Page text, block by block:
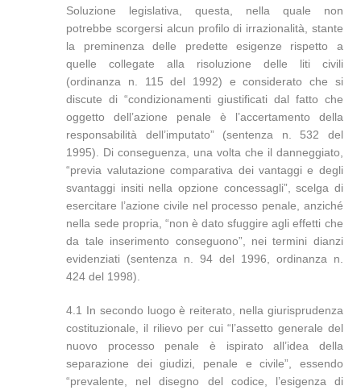
Soluzione legislativa, questa, nella quale non
potrebbe scorgersi alcun profilo di irrazionalità, stante
la preminenza delle predette esigenze rispetto a
quelle collegate alla risoluzione delle liti civili
(ordinanza n. 115 del 1992) e considerato che si
discute di “condizionamenti giustificati dal fatto che
oggetto dell’azione penale è l’accertamento della
responsabilità dell’imputato” (sentenza n. 532 del
1995). Di conseguenza, una volta che il danneggiato,
“previa valutazione comparativa dei vantaggi e degli
svantaggi insiti nella opzione concessagli”, scelga di
esercitare l’azione civile nel processo penale, anziché
nella sede propria, “non è dato sfuggire agli effetti che
da tale inserimento conseguono”, nei termini dianzi
evidenziati (sentenza n. 94 del 1996, ordinanza n.
424 del 1998).
4.1 In secondo luogo è reiterato, nella giurisprudenza
costituzionale, il rilievo per cui “l’assetto generale del
nuovo processo penale è ispirato all’idea della
separazione dei giudizi, penale e civile”, essendo
“prevalente, nel disegno del codice, l’esigenza di